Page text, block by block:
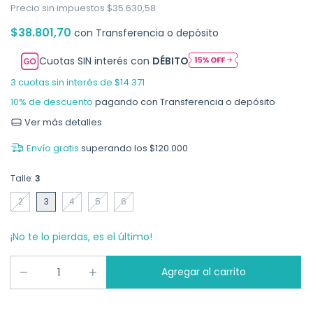
Precio sin impuestos $35.630,58
$38.801,70 con Transferencia o depósito
Cuotas SIN interés con DÉBITO
3 cuotas sin interés de $14.371
10% de descuento pagando con Transferencia o depósito
Ver más detalles
Envío gratis superando los $120.000
Talle: 3
2
3 4 5 6
¡No te lo pierdas, es el último!